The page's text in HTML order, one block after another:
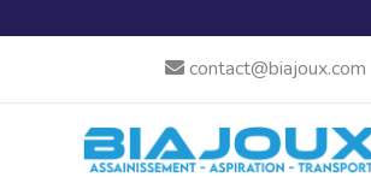
Biajoux
contact@biajoux.com